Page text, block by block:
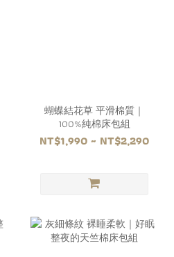
蝴蝶結花草 平滑棉質｜
100%純棉床包組
NT$1,990 ~ NT$2,290